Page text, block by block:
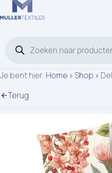
Ga naar de inhoud
Je bent hier: Home » Shop »
Terug